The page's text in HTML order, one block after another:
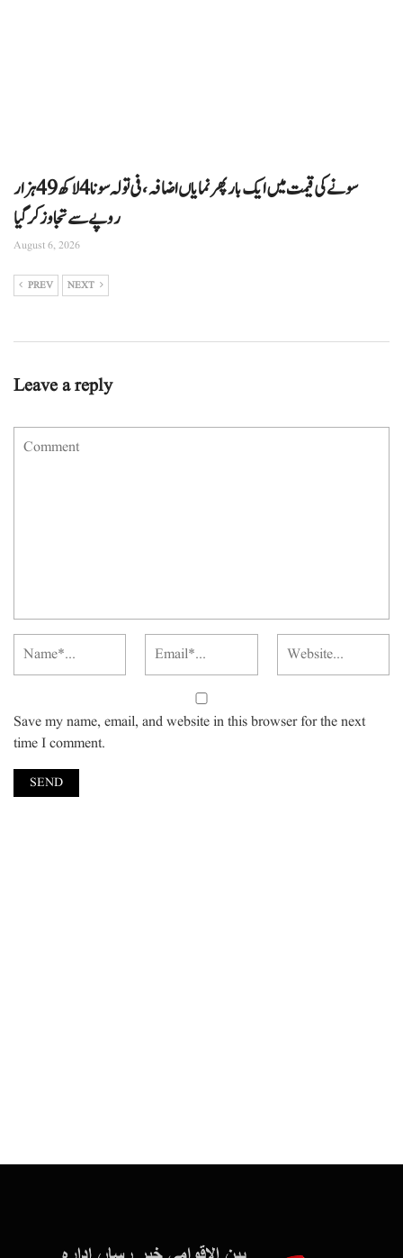
سونے کی قیمت میں ایک بار پھر نمایاں اضافہ، فی تولہ سونا 4 لاکھ 49 ہزار
روپے سے تجاوز کرگیا
August 6, 2026
PREV NEXT
Leave a reply
Save my name, email, and website in this browser for the next
time I comment.